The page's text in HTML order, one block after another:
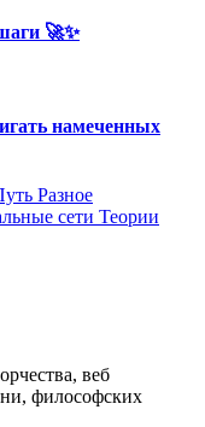
🚀✨
намеченных
Разное
сети Теории
веб
философских